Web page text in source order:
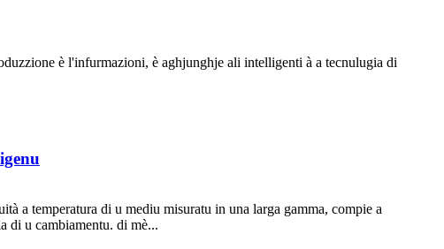
è l'infurmazioni, è aghjunghje ali intelligenti à a tecnulugia di
a temperatura di u mediu misuratu in una larga gamma, compie a
di u cambiamentu. di mè...